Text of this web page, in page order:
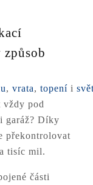
, vrata, topení i
vždy pod
garáž? Díky
překontrolovat
tisíc mil.
části